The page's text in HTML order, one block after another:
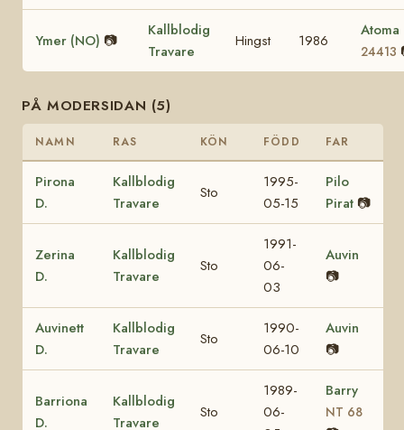
Ymer (NO) 📷
Kallblodig
Travare
Hingst 1986
24413
PÅ MODERSIDAN (5)
NAMN RAS KÖN FÖDD FAR
Pirona
D.
Kallblodig
Travare
Sto
1995-
05-15
Pilo
Pirat 📷
Zerina
D.
Kallblodig
Travare
Sto
1991-
06-
03
Auvin
📷
Auvinett
D.
Kallblodig
Travare
Sto
1990-
06-10
Auvin
📷
Barriona
D.
Kallblodig
Travare
Sto
1989-
06-
Barry
NT 68